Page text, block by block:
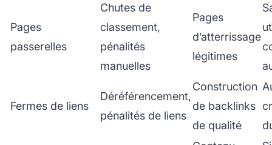
Pages
passerelles
Chutes de
classement,
pénalités
manuelles
Pages
d’atterrissage
légitimes
Fermes de liens
Déréférencement,
pénalités de liens
Construction
de backlinks
de qualité